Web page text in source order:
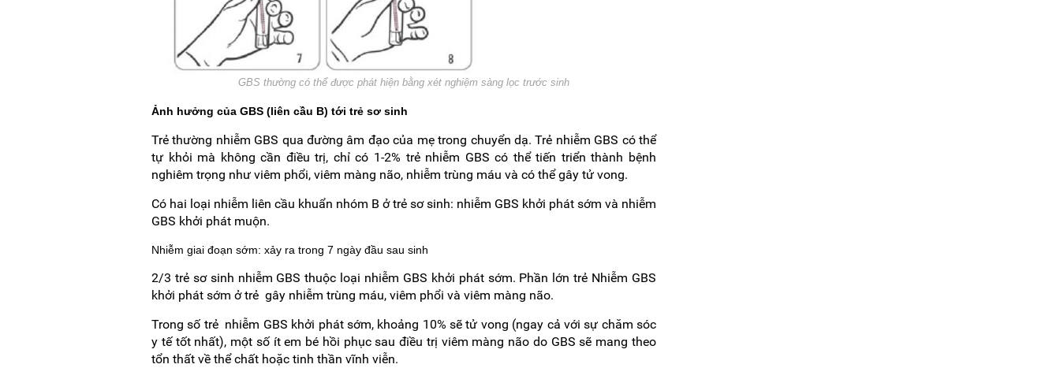
GBS thường có thể được phát hiện bằng xét nghiệm sàng lọc trước sinh
Ảnh hưởng của GBS (liên cầu B) tới trẻ sơ sinh
Trẻ thường nhiễm GBS qua đường âm đạo của mẹ trong chuyển dạ. Trẻ nhiễm GBS có thể
tự khỏi mà không cần điều trị, chỉ có 1-2% trẻ nhiễm GBS có thể tiến triển thành bệnh
nghiêm trọng như viêm phổi, viêm màng não, nhiễm trùng máu và có thể gây tử vong.
Có hai loại nhiễm liên cầu khuẩn nhóm B ở trẻ sơ sinh: nhiễm GBS khởi phát sớm và nhiễm
GBS khởi phát muộn.
Nhiễm giai đoạn sớm: xảy ra trong 7 ngày đầu sau sinh
2/3 trẻ sơ sinh nhiễm GBS thuộc loại nhiễm GBS khởi phát sớm. Phần lớn trẻ Nhiễm GBS
khởi phát sớm ở trẻ gây nhiễm trùng máu, viêm phổi và viêm màng não.
Trong số trẻ nhiễm GBS khởi phát sớm, khoảng 10% sẽ tử vong (ngay cả với sự chăm sóc
y tế tốt nhất), một số ít em bé hồi phục sau điều trị viêm màng não do GBS sẽ mang theo
tổn thất về thể chất hoặc tinh thần vĩnh viễn.